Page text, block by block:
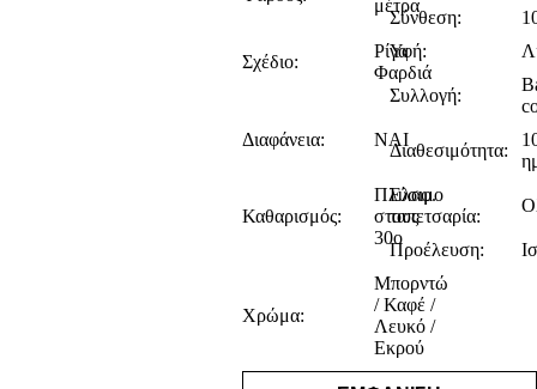
μέτρα
Σύνθεση:
Σχέδιο:
Ρίγα
Φαρδιά
Υφή:
Συλλογή:
Διαφάνεια:
ΝΑΙ
Διαθεσιμότητα:
Καθαρισμός:
Πλύσιμο
στους
30ο
Ελαφ.
ταπετσαρία:
Προέλευση:
Χρώμα:
Μπορντώ
/ Καφέ /
Λευκό /
Εκρού